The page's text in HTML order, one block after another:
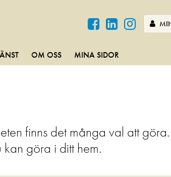
OM OSS MINA SIDOR
finns det många val att
göra i ditt hem.